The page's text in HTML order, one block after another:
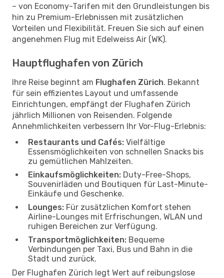
– von Economy-Tarifen mit den Grundleistungen bis
hin zu Premium-Erlebnissen mit zusätzlichen
Vorteilen und Flexibilität. Freuen Sie sich auf einen
angenehmen Flug mit Edelweiss Air (WK).
Hauptflughafen von Zürich
Ihre Reise beginnt am Flughafen Zürich. Bekannt
für sein effizientes Layout und umfassende
Einrichtungen, empfängt der Flughafen Zürich
jährlich Millionen von Reisenden. Folgende
Annehmlichkeiten verbessern Ihr Vor-Flug-Erlebnis:
Restaurants und Cafés: Vielfältige
Essensmöglichkeiten von schnellen Snacks bis
zu gemütlichen Mahlzeiten.
Einkaufsmöglichkeiten: Duty-Free-Shops,
Souvenirläden und Boutiquen für Last-Minute-
Einkäufe und Geschenke.
Lounges: Für zusätzlichen Komfort stehen
Airline-Lounges mit Erfrischungen, WLAN und
ruhigen Bereichen zur Verfügung.
Transportmöglichkeiten: Bequeme
Verbindungen per Taxi, Bus und Bahn in die
Stadt und zurück.
Der Flughafen Zürich legt Wert auf reibungslose